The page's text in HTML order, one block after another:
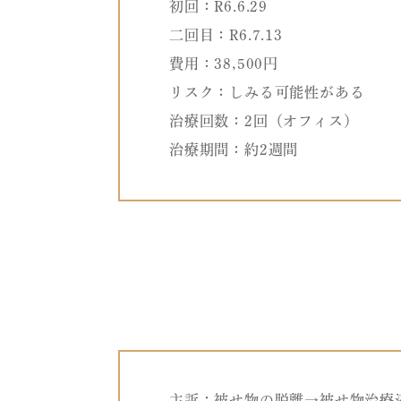
初回：R6.6.29
二回目：R6.7.13
費用：38,500円
リスク：しみる可能性がある
治療回数：2回（オフィス）
治療期間：約2週間